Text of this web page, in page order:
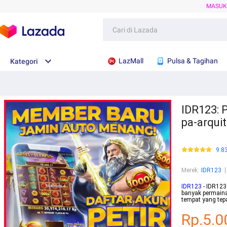
Kategori LazMall Pulsa & Tagihan
IDR123:
pa-
Merek: IDR123
IDR123 -
banyak
tempat yang